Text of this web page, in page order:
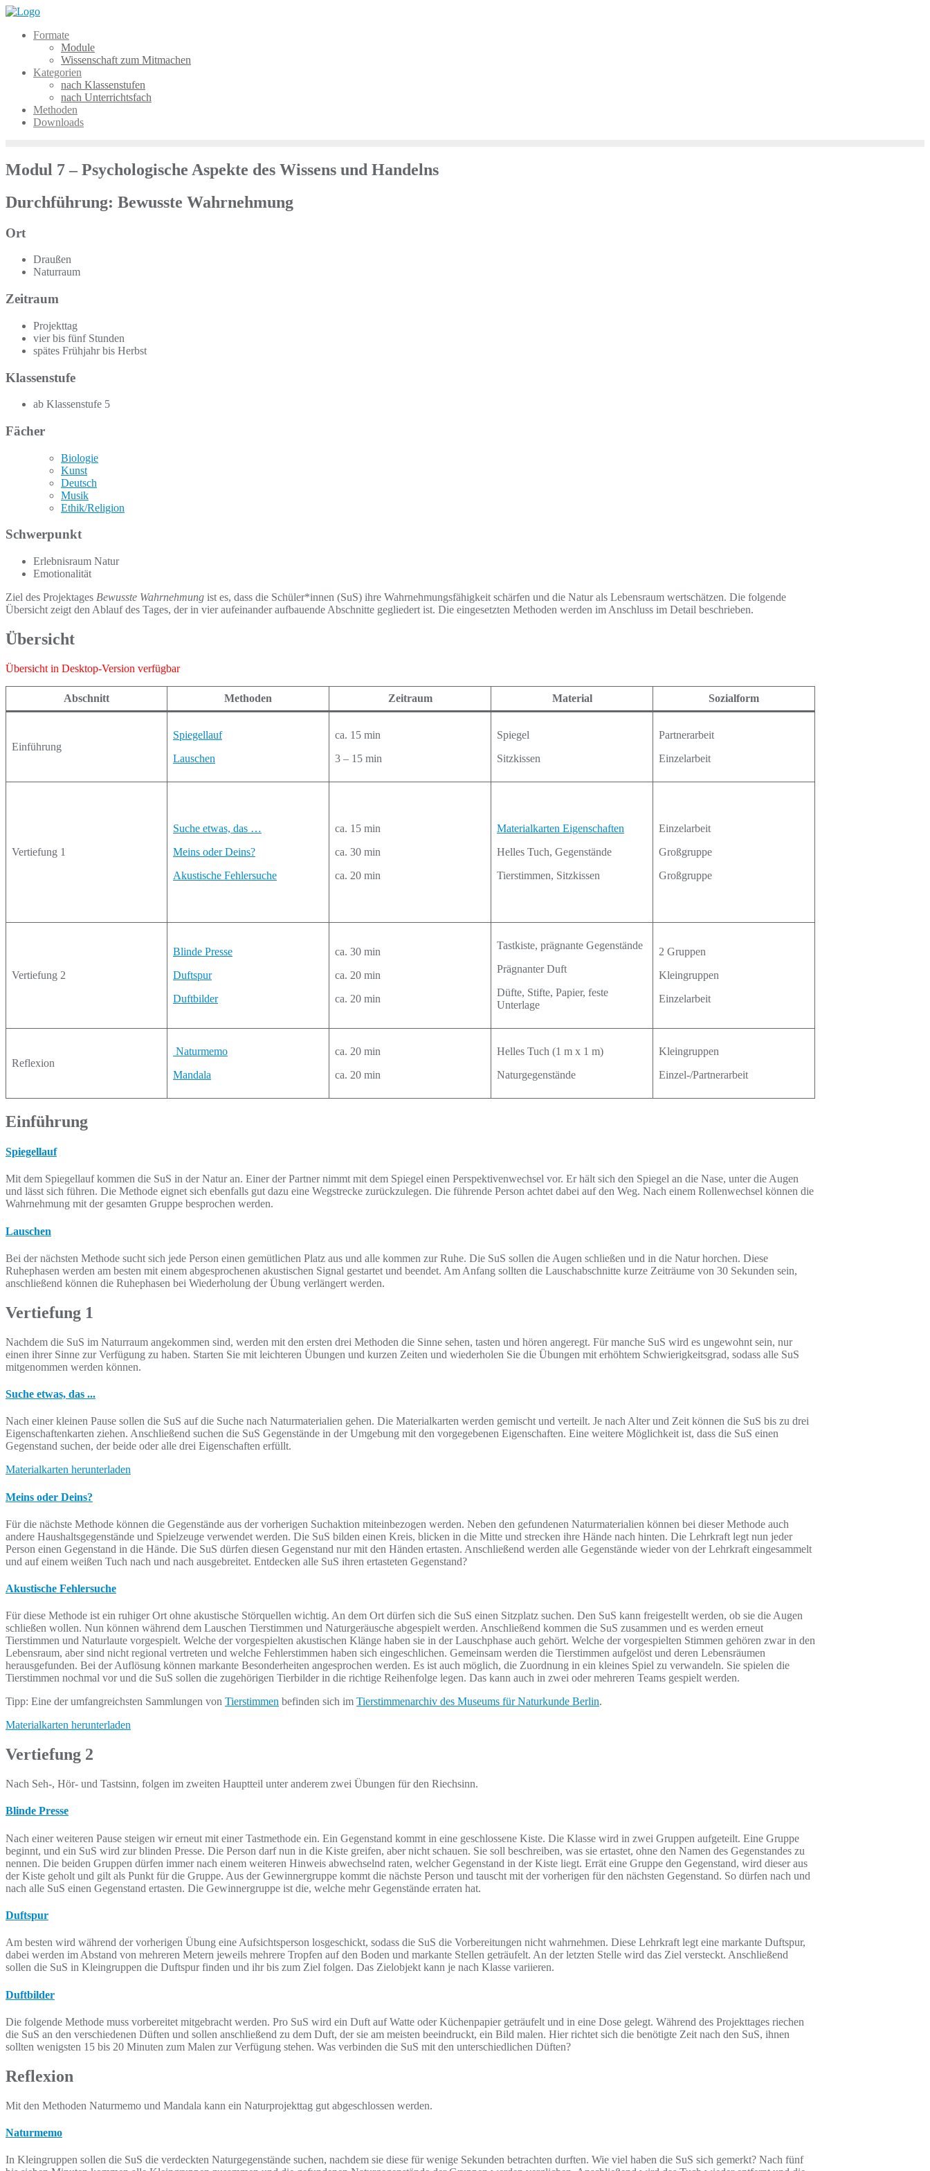
Skip
contentFormate
Module
Wissenschaft zum Mitmachen
Kategorien
nach Klassenstufen
nach Unterrichtsfach
Methoden
Downloads
Modul 7 – Psychologische Aspekte des Wissens und Handelns
Durchführung: Bewusste Wahrnehmung
Ort
Draußen
Naturraum
Zeitraum
Projekttag
vier bis fünf Stunden
spätes Frühjahr bis Herbst
Klassenstufe
ab Klassenstufe 5
Fächer
Biologie
Kunst
Deutsch
Musik
Ethik/Religion
Schwerpunkt
Erlebnisraum Natur
Emotionalität
Ziel des Projektages Bewusste Wahrnehmung ist es, dass die Schüler*innen (SuS) ihre Wahrnehmungsfähigkeit schärfen und die Natur als Lebensraum wertschätzen. Die folgende
Übersicht zeigt den Ablauf des Tages, der in vier aufeinander aufbauende Abschnitte gegliedert ist. Die eingesetzten Methoden werden im Anschluss im Detail beschrieben.
Übersicht
Übersicht in Desktop-Version verfügbar
Abschnitt Methoden Zeitraum Material Sozialform
Einführung
Spiegellauf
Lauschen
ca. 15 min
3 – 15 min
Spiegel
Sitzkissen
Partnerarbeit
Einzelarbeit
Vertiefung 1
Suche etwas, das …
Meins oder Deins?
Akustische Fehlersuche
ca. 15 min
ca. 30 min
ca. 20 min
Materialkarten Eigenschaften
Helles Tuch, Gegenstände
Tierstimmen, Sitzkissen
Einzelarbeit
Großgruppe
Großgruppe
Vertiefung 2
Blinde Presse
Duftspur
Duftbilder
ca. 30 min
ca. 20 min
ca. 20 min
Tastkiste, prägnante Gegenstände
Prägnanter Duft
Düfte, Stifte, Papier, feste
Unterlage
2 Gruppen
Kleingruppen
Einzelarbeit
Reflexion
Naturmemo
Mandala
ca. 20 min
ca. 20 min
Helles Tuch (1 m x 1 m)
Naturgegenstände
Kleingruppen
Einzel-/Partnerarbeit
Einführung
Spiegellauf
Mit dem Spiegellauf kommen die SuS in der Natur an. Einer der Partner nimmt mit dem Spiegel einen Perspektivenwechsel vor. Er hält sich den Spiegel an die Nase, unter die Augen
und lässt sich führen. Die Methode eignet sich ebenfalls gut dazu eine Wegstrecke zurückzulegen. Die führende Person achtet dabei auf den Weg. Nach einem Rollenwechsel können die
Wahrnehmung mit der gesamten Gruppe besprochen werden.
Lauschen
Bei der nächsten Methode sucht sich jede Person einen gemütlichen Platz aus und alle kommen zur Ruhe. Die SuS sollen die Augen schließen und in die Natur horchen. Diese
Ruhephasen werden am besten mit einem abgesprochenen akustischen Signal gestartet und beendet. Am Anfang sollten die Lauschabschnitte kurze Zeiträume von 30 Sekunden sein,
anschließend können die Ruhephasen bei Wiederholung der Übung verlängert werden.
Vertiefung 1
Nachdem die SuS im Naturraum angekommen sind, werden mit den ersten drei Methoden die Sinne sehen, tasten und hören angeregt. Für manche SuS wird es ungewohnt sein, nur
einen ihrer Sinne zur Verfügung zu haben. Starten Sie mit leichteren Übungen und kurzen Zeiten und wiederholen Sie die Übungen mit erhöhtem Schwierigkeitsgrad, sodass alle SuS
mitgenommen werden können.
Suche etwas, das ...
Nach einer kleinen Pause sollen die SuS auf die Suche nach Naturmaterialien gehen. Die Materialkarten werden gemischt und verteilt. Je nach Alter und Zeit können die SuS bis zu drei
Eigenschaftenkarten ziehen. Anschließend suchen die SuS Gegenstände in der Umgebung mit den vorgegebenen Eigenschaften. Eine weitere Möglichkeit ist, dass die SuS einen
Gegenstand suchen, der beide oder alle drei Eigenschaften erfüllt.
Materialkarten herunterladen
Meins oder Deins?
Für die nächste Methode können die Gegenstände aus der vorherigen Suchaktion miteinbezogen werden. Neben den gefundenen Naturmaterialien können bei dieser Methode auch
andere Haushaltsgegenstände und Spielzeuge verwendet werden. Die SuS bilden einen Kreis, blicken in die Mitte und strecken ihre Hände nach hinten. Die Lehrkraft legt nun jeder
Person einen Gegenstand in die Hände. Die SuS dürfen diesen Gegenstand nur mit den Händen ertasten. Anschließend werden alle Gegenstände wieder von der Lehrkraft eingesammelt
und auf einem weißen Tuch nach und nach ausgebreitet. Entdecken alle SuS ihren ertasteten Gegenstand?
Akustische Fehlersuche
Für diese Methode ist ein ruhiger Ort ohne akustische Störquellen wichtig. An dem Ort dürfen sich die SuS einen Sitzplatz suchen. Den SuS kann freigestellt werden, ob sie die Augen
schließen wollen. Nun können während dem Lauschen Tierstimmen und Naturgeräusche abgespielt werden. Anschließend kommen die SuS zusammen und es werden erneut
Tierstimmen und Naturlaute vorgespielt. Welche der vorgespielten akustischen Klänge haben sie in der Lauschphase auch gehört. Welche der vorgespielten Stimmen gehören zwar in den
Lebensraum, aber sind nicht regional vertreten und welche Fehlerstimmen haben sich eingeschlichen. Gemeinsam werden die Tierstimmen aufgelöst und deren Lebensräumen
herausgefunden. Bei der Auflösung können markante Besonderheiten angesprochen werden. Es ist auch möglich, die Zuordnung in ein kleines Spiel zu verwandeln. Sie spielen die
Tierstimmen nochmal vor und die SuS sollen die zugehörigen Tierbilder in die richtige Reihenfolge legen. Das kann auch in zwei oder mehreren Teams gespielt werden.
Tipp: Eine der umfangreichsten Sammlungen von Tierstimmen befinden sich im Tierstimmenarchiv des Museums für Naturkunde Berlin.
Materialkarten herunterladen
Vertiefung 2
Nach Seh-, Hör- und Tastsinn, folgen im zweiten Hauptteil unter anderem zwei Übungen für den Riechsinn.
Blinde Presse
Nach einer weiteren Pause steigen wir erneut mit einer Tastmethode ein. Ein Gegenstand kommt in eine geschlossene Kiste. Die Klasse wird in zwei Gruppen aufgeteilt. Eine Gruppe
beginnt, und ein SuS wird zur blinden Presse. Die Person darf nun in die Kiste greifen, aber nicht schauen. Sie soll beschreiben, was sie ertastet, ohne den Namen des Gegenstandes zu
nennen. Die beiden Gruppen dürfen immer nach einem weiteren Hinweis abwechselnd raten, welcher Gegenstand in der Kiste liegt. Errät eine Gruppe den Gegenstand, wird dieser aus
der Kiste geholt und gilt als Punkt für die Gruppe. Aus der Gewinnergruppe kommt die nächste Person und tauscht mit der vorherigen für den nächsten Gegenstand. So dürfen nach und
nach alle SuS einen Gegenstand ertasten. Die Gewinnergruppe ist die, welche mehr Gegenstände erraten hat.
Duftspur
Am besten wird während der vorherigen Übung eine Aufsichtsperson losgeschickt, sodass die SuS die Vorbereitungen nicht wahrnehmen. Diese Lehrkraft legt eine markante Duftspur,
dabei werden im Abstand von mehreren Metern jeweils mehrere Tropfen auf den Boden und markante Stellen geträufelt. An der letzten Stelle wird das Ziel versteckt. Anschließend
sollen die SuS in Kleingruppen die Duftspur finden und ihr bis zum Ziel folgen. Das Zielobjekt kann je nach Klasse variieren.
Duftbilder
Die folgende Methode muss vorbereitet mitgebracht werden. Pro SuS wird ein Duft auf Watte oder Küchenpapier geträufelt und in eine Dose gelegt. Während des Projekttages riechen
die SuS an den verschiedenen Düften und sollen anschließend zu dem Duft, der sie am meisten beeindruckt, ein Bild malen. Hier richtet sich die benötigte Zeit nach den SuS, ihnen
sollten wenigsten 15 bis 20 Minuten zum Malen zur Verfügung stehen. Was verbinden die SuS mit den unterschiedlichen Düften?
Reflexion
Mit den Methoden Naturmemo und Mandala kann ein Naturprojekttag gut abgeschlossen werden.
Naturmemo
In Kleingruppen sollen die SuS die verdeckten Naturgegenstände suchen, nachdem sie diese für wenige Sekunden betrachten durften. Wie viel haben die SuS sich gemerkt? Nach fünf